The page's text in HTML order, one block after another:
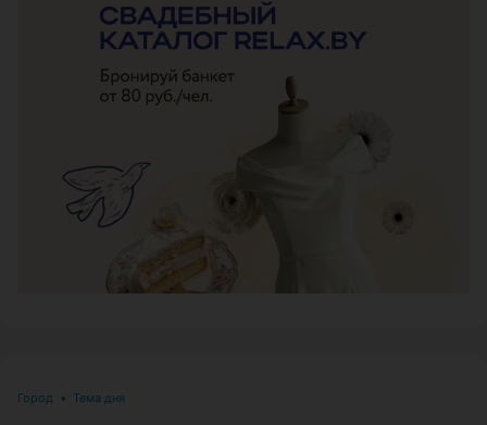
Город • Тема дня